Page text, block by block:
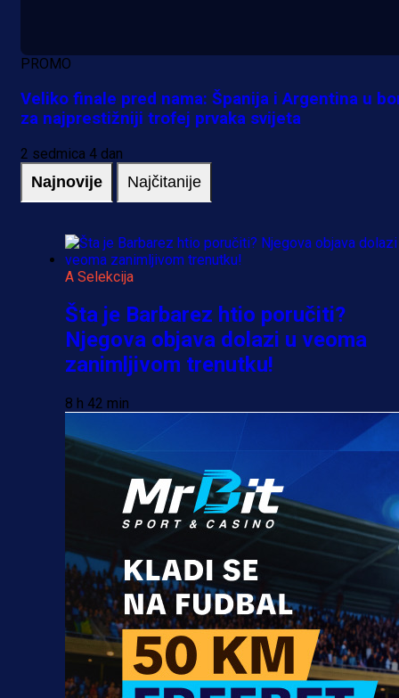
PROMO
Veliko finale pred nama: Španija i Argentina u
za najprestižniji trofej prvaka svijeta
2 sedmica 4 dan
Najnovije Najčitanije
A Selekcija
Šta je Barbarez htio poručiti?
Njegova objava dolazi u veoma
zanimljivom trenutku!
8 h 42 min